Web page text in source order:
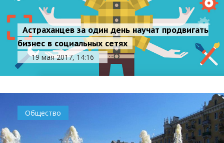
Астраханцев за один день научат продвигать
бизнес в социальных сетях
19 мая 2017, 14:16
Общество